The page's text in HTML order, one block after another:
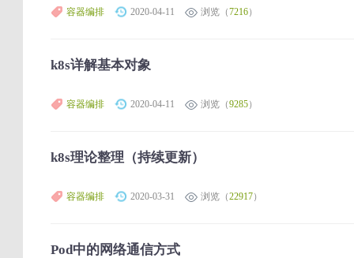
容器编排 2020-04-11 浏览（7216）
k8s详解基本对象
容器编排 2020-04-11 浏览（9285）
k8s理论整理（持续更新）
容器编排 2020-03-31 浏览（22917）
Pod中的网络通信方式